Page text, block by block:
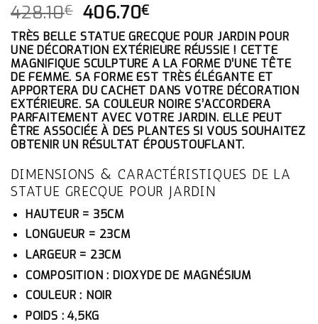
428.10€ LE
PRIX
INITIAL
ÉTAIT :
428.10€.
406.70€
PRIX
ACTUEL
EST :
406.70€.
TRÈS BELLE STATUE GRECQUE POUR JARDIN POUR
UNE DÉCORATION EXTÉRIEURE RÉUSSIE ! CETTE
MAGNIFIQUE SCULPTURE A LA FORME D’UNE TÊTE
DE FEMME. SA FORME EST TRÈS ÉLÉGANTE ET
APPORTERA DU CACHET DANS VOTRE DÉCORATION
EXTÉRIEURE. SA COULEUR NOIRE S’ACCORDERA
PARFAITEMENT AVEC VOTRE JARDIN. ELLE PEUT
ÊTRE ASSOCIÉE À DES PLANTES SI VOUS SOUHAITEZ
OBTENIR UN RÉSULTAT ÉPOUSTOUFLANT.
DIMENSIONS & CARACTÉRISTIQUES DE LA
STATUE GRECQUE POUR JARDIN
HAUTEUR = 35CM
LONGUEUR = 23CM
LARGEUR = 23CM
COMPOSITION : DIOXYDE DE MAGNÉSIUM
COULEUR : NOIR
POIDS : 4,5KG